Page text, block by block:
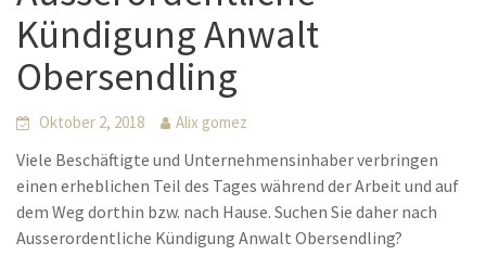
Kündigung Anwalt
Obersendling
Oktober 2, 2018 Alix gomez
Viele Beschäftigte und Unternehmensinhaber verbringen
einen erheblichen Teil des Tages während der Arbeit und auf
dem Weg dorthin bzw. nach Hause. Suchen Sie daher nach
Ausserordentliche Kündigung Anwalt Obersendling?